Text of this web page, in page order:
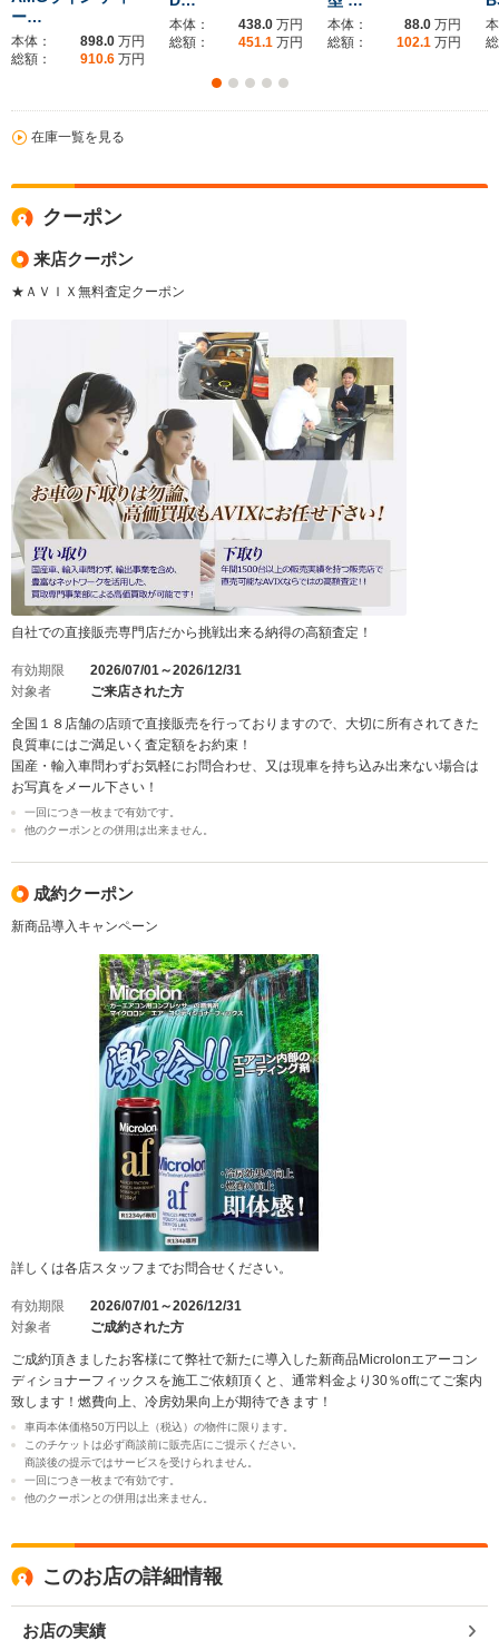
ー…
本体： 898.0 万円
総額：
910.6 万円
本体： 438.0 万円
総額：
451.1 万円
本体： 88.0 万円
総額：
102.1 万円
在庫一覧を見る
クーポン
来店クーポン
★ＡＶＩＸ無料査定クーポン
自社での直接販売専門店だから挑戦出来る納得の高額査定！
有効期限
2026/07/01～2026/12/31
対象者
ご来店された方
全国１８店舗の店頭で直接販売を行っておりますので、大切に所有されてきた
良質車にはご満足いく査定額をお約束！
国産・輸入車問わずお気軽にお問合わせ、又は現車を持ち込み出来ない場合は
お写真をメール下さい！
一回につき一枚まで有効です。
他のクーポンとの併用は出来ません。
成約クーポン
新商品導入キャンペーン
詳しくは各店スタッフまでお問合せください。
有効期限
2026/07/01～2026/12/31
対象者
ご成約された方
ご成約頂きましたお客様にて弊社で新たに導入した新商品Microlonエアーコン
ディショナーフィックスを施工ご依頼頂くと、通常料金より30％offにてご案内
致します！燃費向上、冷房効果向上が期待できます！
車両本体価格50万円以上（税込）の物件に限ります。
このチケットは必ず商談前に販売店にご提示ください。
商談後の提示ではサービスを受けられません。
一回につき一枚まで有効です。
他のクーポンとの併用は出来ません。
このお店の詳細情報
お店の実績